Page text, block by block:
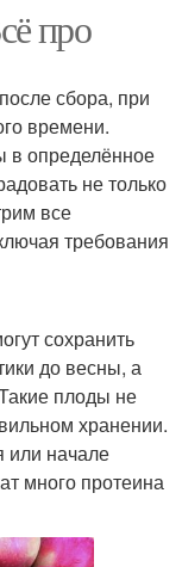
про
сбора, при
времени.
в определённое
не только
все
требования
сохранить
до весны, а
плоды не
хранении.
или начале
много протеина